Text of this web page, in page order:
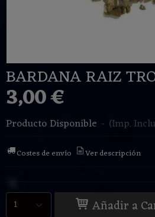
BARDANA RAIZ
3,00 €
Producto Disponible - (Imp.
Costes de envío Ver descripción
Añadir a